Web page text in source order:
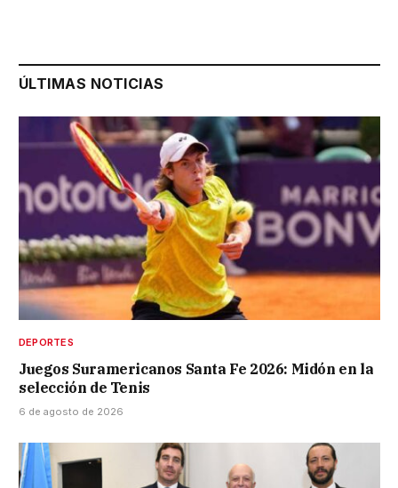
ÚLTIMAS NOTICIAS
DEPORTES
Juegos Suramericanos Santa Fe 2026: Midón en la
selección de Tenis
6 de agosto de 2026